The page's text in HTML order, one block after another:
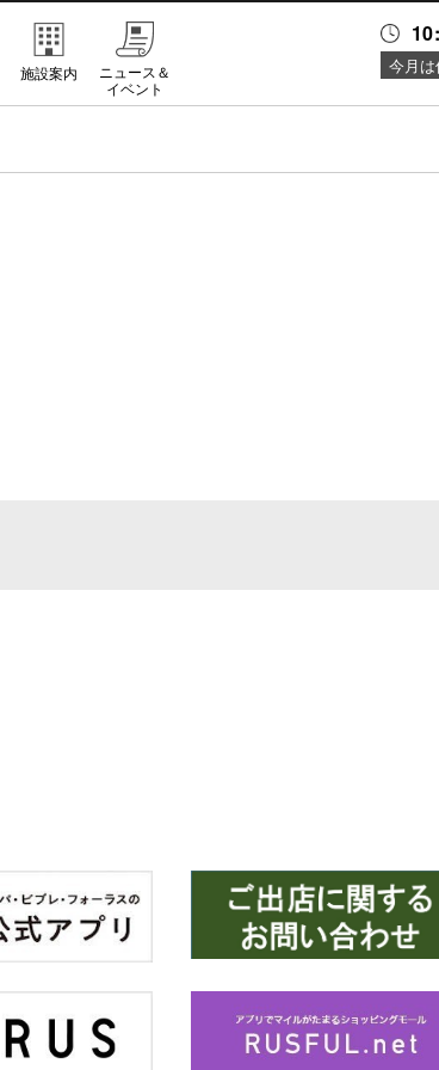
今月
施設案内
ニュース＆
イベント